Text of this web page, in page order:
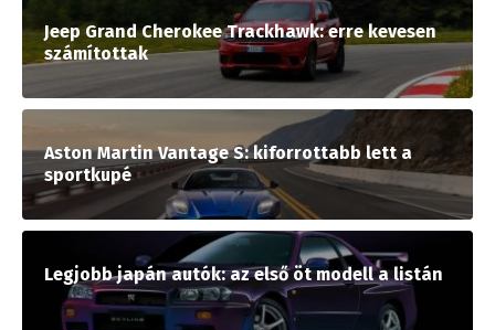
Jeep Grand Cherokee Trackhawk: erre kevesen
számítottak
Aston Martin Vantage S: kiforrottabb lett a
sportkupé
Legjobb japán autók: az első öt modell a listán